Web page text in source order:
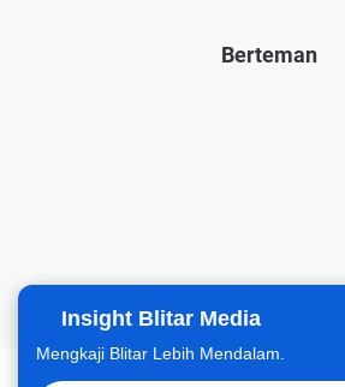
Insight Blitar Media
Mengkaji Blitar Lebih Mendalam.
Berteman